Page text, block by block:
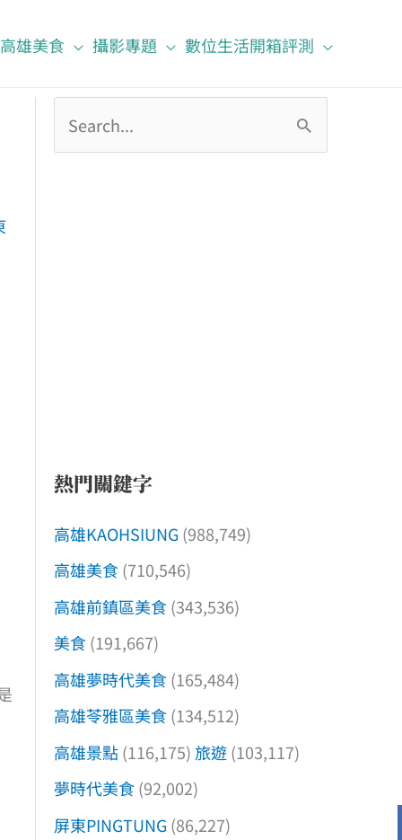
高雄美食 攝影專題 數位生活開箱評測
熱門關鍵字
高雄KAOHSIUNG (988,749)
高雄美食 (710,546)
高雄前鎮區美食 (343,536)
美食 (191,667)
高雄夢時代美食 (165,484)
高雄苓雅區美食 (134,512)
高雄景點(116,175) 旅遊(103,117)
夢時代美食 (92,002)
屏東PINGTUNG (86,227)